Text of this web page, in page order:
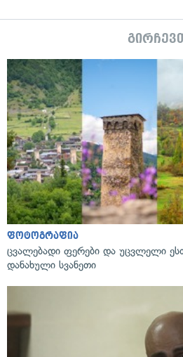
ფოტოგრაფია
ცვალებადი ფერები და უცვლელი
დანახული სვანეთი